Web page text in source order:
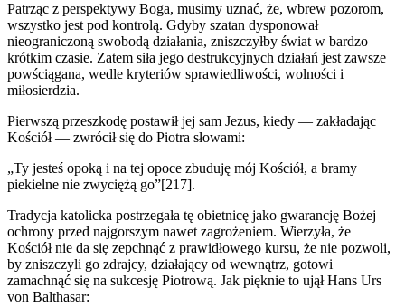
Patrząc z perspektywy Boga, musimy uznać, że, wbrew pozorom,
wszystko jest pod kontrolą. Gdyby szatan dysponował
nieograniczoną swobodą działania, zniszczyłby świat w bardzo
krótkim czasie. Zatem siła jego destrukcyjnych działań jest zawsze
powściągana, wedle kryteriów sprawiedliwości, wolności i
miłosierdzia.
Pierwszą przeszkodę postawił jej sam Jezus, kiedy — zakładając
Kościół — zwrócił się do Piotra słowami:
„Ty jesteś opoką i na tej opoce zbuduję mój Kościół, a bramy
piekielne nie zwyciężą go”[217].
Tradycja katolicka postrzegała tę obietnicę jako gwarancję Bożej
ochrony przed najgorszym nawet zagrożeniem. Wierzyła, że
Kościół nie da się zepchnąć z prawidłowego kursu, że nie pozwoli,
by zniszczyli go zdrajcy, działający od wewnątrz, gotowi
zamachnąć się na sukcesję Piotrową. Jak pięknie to ujął Hans Urs
von Balthasar: